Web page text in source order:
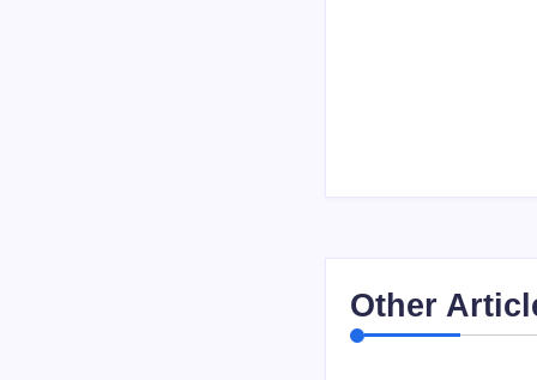
Other